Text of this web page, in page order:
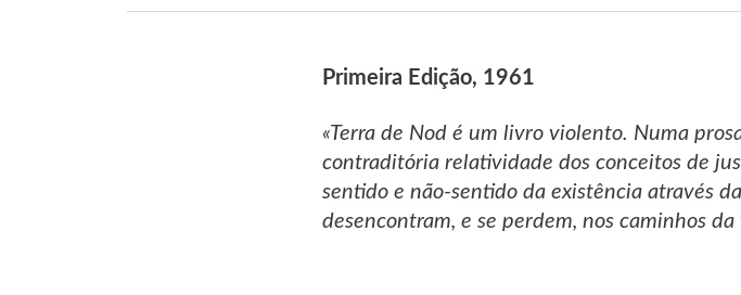
Primeira Edição, 1961
«Terra de Nod é um livro violento. Numa
contraditória relatividade dos conceitos de
sentido e não-sentido da existência através
desencontram, e se perdem, nos caminhos da